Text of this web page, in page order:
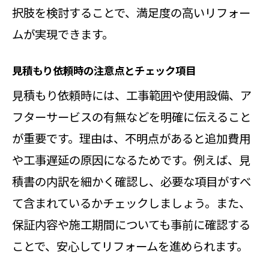
択肢を検討することで、満足度の高いリフォー
ムが実現できます。
見積もり依頼時の注意点とチェック項目
見積もり依頼時には、工事範囲や使用設備、ア
フターサービスの有無などを明確に伝えること
が重要です。理由は、不明点があると追加費用
や工事遅延の原因になるためです。例えば、見
積書の内訳を細かく確認し、必要な項目がすべ
て含まれているかチェックしましょう。また、
保証内容や施工期間についても事前に確認する
ことで、安心してリフォームを進められます。